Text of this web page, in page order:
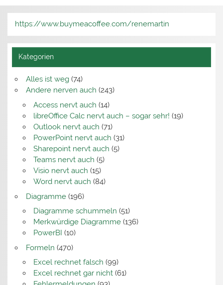
https://www.buymeacoffee.com/renemartin
Kategorien
Alles ist weg(74)
Andere nerven auch (243)
Access nervt auch (14)
libreOffice Calc nervt auch – sogar sehr! (19)
Outlook nervt auch (71)
PowerPoint nervt auch (31)
Sharepoint nervt auch (5)
Teams nervt auch (5)
Visio nervt auch (15)
Word nervt auch (84)
Diagramme(196)
Diagramme schummeln (51)
Merkwürdige Diagramme(136)
PowerBI (10)
Formeln (470)
Excel rechnet falsch (99)
Excel rechnet gar nicht(61)